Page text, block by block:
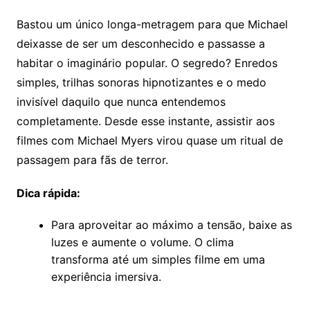
Bastou um único longa-metragem para que Michael
deixasse de ser um desconhecido e passasse a
habitar o imaginário popular. O segredo? Enredos
simples, trilhas sonoras hipnotizantes e o medo
invisível daquilo que nunca entendemos
completamente. Desde esse instante, assistir aos
filmes com Michael Myers virou quase um ritual de
passagem para fãs de terror.
Dica rápida:
Para aproveitar ao máximo a tensão, baixe as
luzes e aumente o volume. O clima
transforma até um simples filme em uma
experiência imersiva.